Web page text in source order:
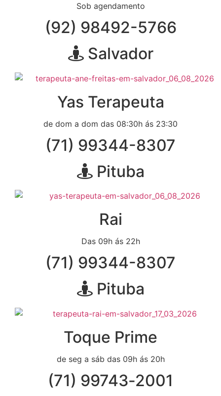
Sob agendamento
(92) 98492-5766
Salvador
Yas Terapeuta
de dom a dom das 08:30h ás 23:30
(71) 99344-8307
Pituba
Rai
Das 09h ás 22h
(71) 99344-8307
Pituba
Toque Prime
de seg a sáb das 09h ás 20h
(71) 99743‑2001